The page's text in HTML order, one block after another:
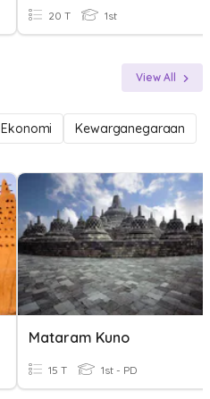
20 T 1st
View All
Ekonomi Kewarganegaraan
Mataram Kuno
15 T 1st - PD